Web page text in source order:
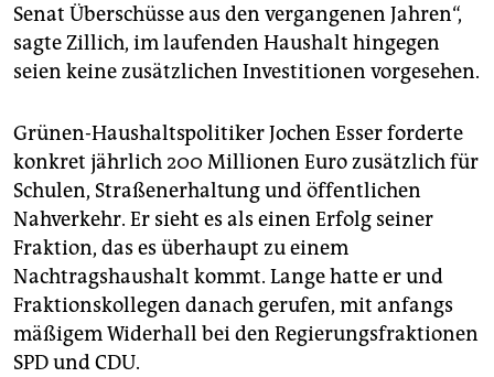
Senat Überschüsse aus den vergangenen Jahren“,
sagte Zillich, im laufenden Haushalt hingegen
seien keine zusätzlichen Investitionen vorgesehen.
Grünen-Haushaltspolitiker Jochen Esser forderte
konkret jährlich 200 Millionen Euro zusätzlich für
Schulen, Straßenerhaltung und öffentlichen
Nahverkehr. Er sieht es als einen Erfolg seiner
Fraktion, das es überhaupt zu einem
Nachtragshaushalt kommt. Lange hatte er und
Fraktionskollegen danach gerufen, mit anfangs
mäßigem Widerhall bei den Regierungsfraktionen
SPD und CDU.